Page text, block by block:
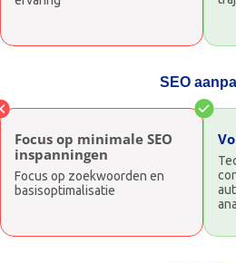
SEO
Focus op minimale SEO
inspanningen
Focus op zoekwoorden en
basisoptimalisatie